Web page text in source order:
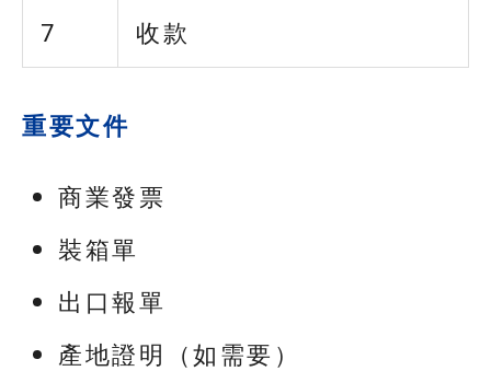
7 收款
重要文件
商業發票
裝箱單
出口報單
產地證明（如需要）